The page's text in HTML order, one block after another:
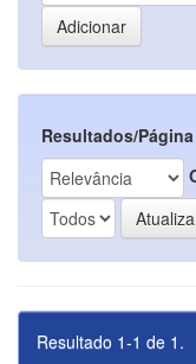
Resultados/Página
Resultado 1-1 de 1.